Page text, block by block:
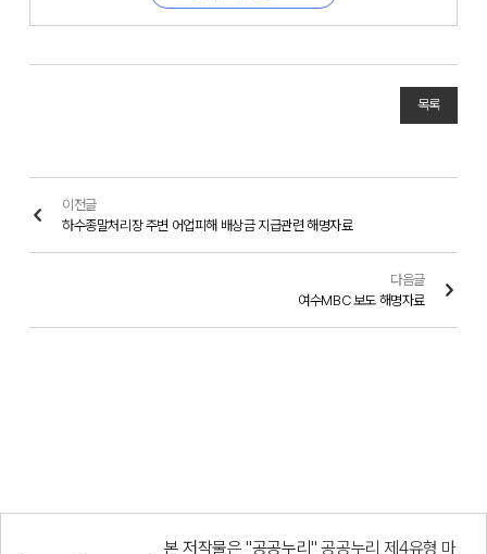
목록
이전글
하수종말처리장 주변 어업피해 배상금 지급관련 해명자료
다음글
여수MBC 보도 해명자료
본 저작물은 "공공누리"공공누리 제4유형 마